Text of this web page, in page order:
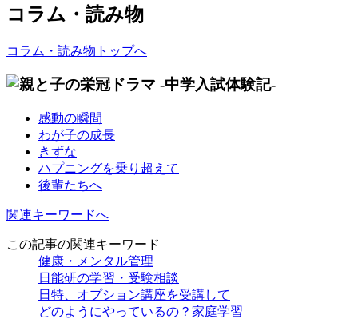
コラム・読み物
コラム・読み物トップへ
感動の瞬間
わが子の成長
きずな
ハプニングを乗り超えて
後輩たちへ
関連キーワードへ
この記事の関連キーワード
健康・メンタル管理
日能研の学習・受験相談
日特、オプション講座を受講して
どのようにやっているの？家庭学習